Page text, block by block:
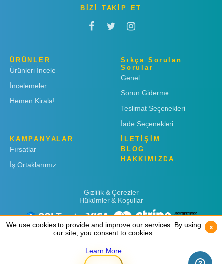
BİZİ TAKİP ET
ÜRÜNLER
Ürünleri İncele
İncelemeler
Hemen Kirala!
Sıkça Sorulan
Sorular
Genel
Sorun Giderme
Teslimat Seçenekleri
İade Seçenekleri
KAMPANYALAR
Fırsatlar
İş Ortaklarımız
İLETİŞİM
BLOG
HAKKIMIZDA
Gizlilik & Çerezler
Hükümler & Koşullar
Copyright © 2019 Rent 'n Connect
We use cookies to provide and improve our services. By using
our site, you consent to cookies.
Learn More
x
We use cookies to provide and improve our services. By using
our site, you consent to cookies.
Learn More
x